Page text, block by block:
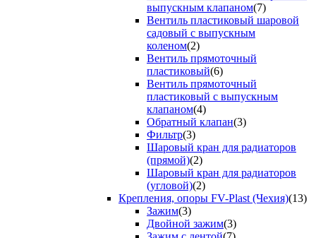
выпускным клапаном(7)
Вентиль пластиковый шаровой
садовый с выпускным
коленом(2)
Вентиль прямоточный
пластиковый(6)
Вентиль прямоточный
пластиковый с выпускным
клапаном(4)
Обратный клапан(3)
Фильтр(3)
Шаровый кран для радиаторов
(прямой)(2)
Шаровый кран для радиаторов
(угловой)(2)
Крепления, опоры FV-Plast (Чехия)(13)
Зажим(3)
Двойной зажим(3)